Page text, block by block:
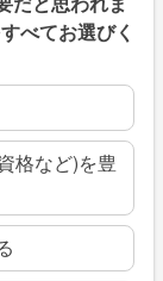
べてお選びく
格など)を豊